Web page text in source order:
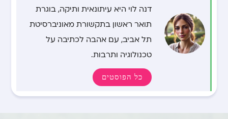
דנה לוי היא עיתונאית ותיקה, בוגרת
תואר ראשון בתקשורת מאוניברסיטת
תל אביב, עם אהבה לכתיבה על
טכנולוגיה ותרבות.
כל הפוסטים